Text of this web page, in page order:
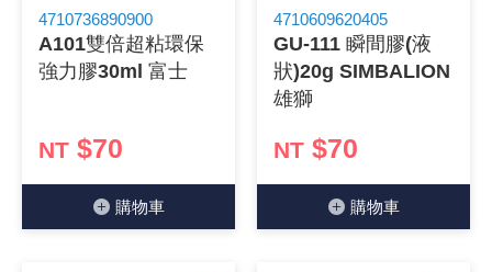
4710736890900
A101雙倍超粘環保
強力膠30ml 富士
NT $70
購物⾞
4710609620405
GU-111 瞬間膠(液
狀)20g SIMBALION
雄獅
NT $70
購物⾞